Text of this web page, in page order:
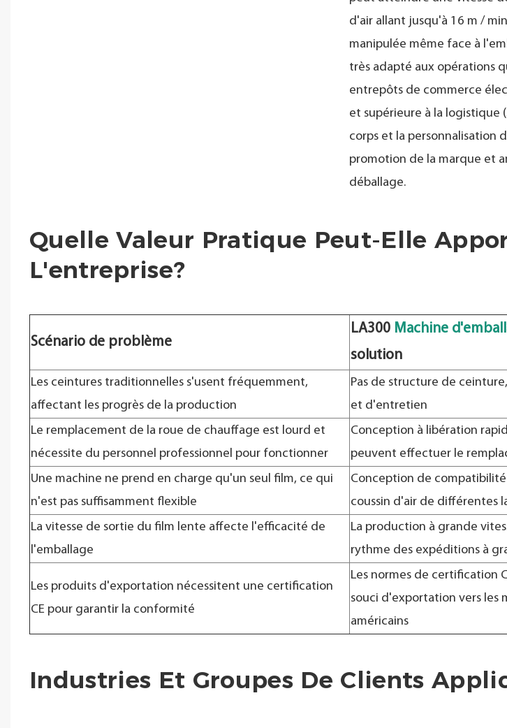
d'air allant jusqu'à 16 m /
manipulée même face à
très adapté aux opérations
entrepôts de commerce
et supérieure à la logistique
corps et la personnalisation
promotion de la marque et
déballage.
Quelle Valeur Pratique Peut-Elle
L'entreprise?
Scénario de problème
LA300 Machine
solution
Les ceintures traditionnelles s'usent fréquemment,
affectant les progrès de la production
Pas de structure de
et d'entretien
Le remplacement de la roue de chauffage est lourd et
nécessite du personnel professionnel pour fonctionner
Conception à libération
peuvent effectuer le
Une machine ne prend en charge qu'un seul film, ce qui
n'est pas suffisamment flexible
Conception de
coussin d'air de différentes
La vitesse de sortie du film lente affecte l'efficacité de
l'emballage
La production à grande
rythme des expéditions à
Les produits d'exportation nécessitent une certification
CE pour garantir la conformité
Les normes de certification
souci d'exportation vers les
américains
Industries Et Groupes De Clients